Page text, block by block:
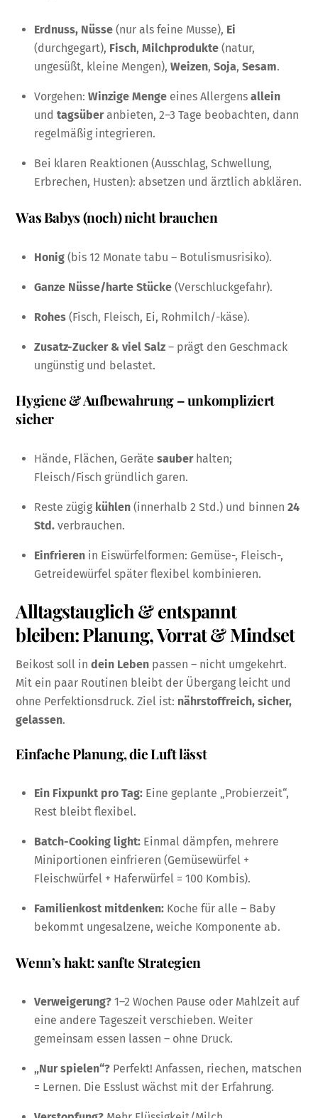
Erdnuss, Nüsse (nur als feine Musse), Ei
(durchgegart), Fisch, Milchprodukte (natur,
ungesüßt, kleine Mengen), Weizen, Soja, Sesam.
Vorgehen: Winzige Menge eines Allergens allein
und tagsüberanbieten, 2–3 Tage beobachten, dann
regelmäßig integrieren.
Bei klaren Reaktionen (Ausschlag, Schwellung,
Erbrechen, Husten): absetzen und ärztlich abklären.
Was Babys (noch) nicht brauchen
Honig (bis 12 Monate tabu – Botulismusrisiko).
Ganze Nüsse/harte Stücke (Verschluckgefahr).
Rohes (Fisch, Fleisch, Ei, Rohmilch/-käse).
Zusatz-Zucker & viel Salz – prägt den Geschmack
ungünstig und belastet.
Hygiene & Aufbewahrung – unkompliziert
sicher
Hände, Flächen, Geräte sauberhalten;
Fleisch/Fisch gründlich garen.
Reste zügig kühlen (innerhalb 2 Std.) und binnen 24
Std. verbrauchen.
Einfrieren in Eiswürfelformen: Gemüse-, Fleisch-,
Getreidewürfel später flexibel kombinieren.
Alltagstauglich & entspannt
bleiben: Planung, Vorrat & Mindset
Beikost soll indein Leben passen – nicht umgekehrt.
Mit ein paar Routinen bleibt der Übergang leicht und
ohne Perfektionsdruck. Ziel ist: nährstoffreich, sicher,
gelassen.
Einfache Planung, die Luft lässt
Ein Fixpunkt pro Tag: Eine geplante „Probierzeit“,
Rest bleibt flexibel.
Batch-Cooking light: Einmal dämpfen, mehrere
Miniportionen einfrieren (Gemüsewürfel +
Fleischwürfel + Haferwürfel = 100 Kombis).
Familienkost mitdenken: Koche für alle – Baby
bekommt ungesalzene, weiche Komponente ab.
Wenn’s hakt: sanfte Strategien
Verweigerung? 1–2 Wochen Pause oder Mahlzeit auf
eine andere Tageszeit verschieben. Weiter
gemeinsam essen lassen – ohne Druck.
„Nur spielen“? Perfekt! Anfassen, riechen, matschen
= Lernen. Die Esslust wächst mit der Erfahrung.